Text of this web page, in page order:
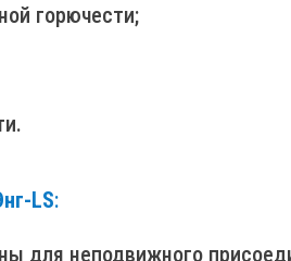
горючести;
LS:
для неподвижного